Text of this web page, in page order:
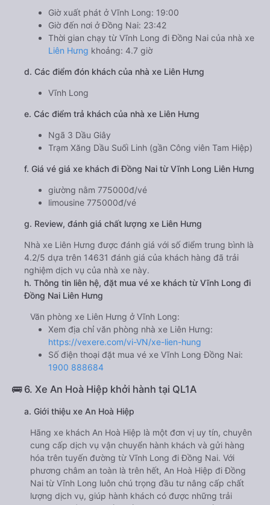
Giờ xuất phát ở Vĩnh Long: 19:00
Giờ đến nơi ở Đồng Nai: 23:42
Thời gian chạy từ Vĩnh Long đi Đồng Nai của nhà xe
Liên Hưng khoảng: 4.7 giờ
d. Các điểm đón khách của nhà xe Liên Hưng
Vĩnh Long
e. Các điểm trả khách của nhà xe Liên Hưng
Ngã 3 Dầu Giây
Trạm Xăng Dầu Suối Linh (gần Công viên Tam Hiệp)
f. Giá vé giá xe khách đi Đồng Nai từ Vĩnh Long Liên Hưng
giường nằm 775000đ/vé
limousine 775000đ/vé
g. Review, đánh giá chất lượng xe Liên Hưng
Nhà xe Liên Hưng được đánh giá với số điểm trung bình là
4.2/5 dựa trên 14631 đánh giá của khách hàng đã trải
nghiệm dịch vụ của nhà xe này.
h. Thông tin liên hệ, đặt mua vé xe khách từ Vĩnh Long đi
Đồng Nai Liên Hưng
Văn phòng xe Liên Hưng ở Vĩnh Long:
Xem địa chỉ văn phòng nhà xe Liên Hưng:
https://vexere.com/vi-VN/xe-lien-hung
Số điện thoại đặt mua vé xe Vĩnh Long Đồng Nai:
1900 888684
🚌 6. Xe An Hoà Hiệp khởi hành tại QL1A
a. Giới thiệu xe An Hoà Hiệp
Hãng xe khách An Hoà Hiệp là một đơn vị uy tín, chuyên
cung cấp dịch vụ vận chuyển hành khách và gửi hàng
hóa trên tuyến đường từ Vĩnh Long đi Đồng Nai. Với
phương châm an toàn là trên hết, An Hoà Hiệp đi Đồng
Nai từ Vĩnh Long luôn chú trọng đầu tư nâng cấp chất
lượng dịch vụ, giúp hành khách có được những trải